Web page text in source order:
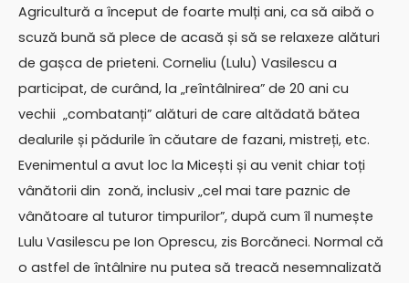
Agricultură a început de foarte mulți ani, ca să aibă o
scuză bună să plece de acasă și să se relaxeze alături
de gașca de prieteni. Corneliu (Lulu) Vasilescu a
participat, de curând, la „reîntâlnirea” de 20 ani cu
vechii „combatanți” alături de care altădată bătea
dealurile și pădurile în căutare de fazani, mistreți, etc.
Evenimentul a avut loc la Micești și au venit chiar toți
vânătorii din zonă, inclusiv „cel mai tare paznic de
vânătoare al tuturor timpurilor”, după cum îl numește
Lulu Vasilescu pe Ion Oprescu, zis Borcăneci. Normal că
o astfel de întâlnire nu putea să treacă nesemnalizată